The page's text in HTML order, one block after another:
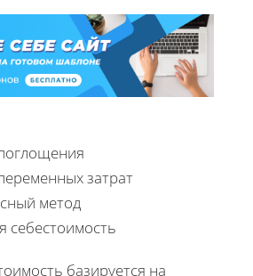
затрат
метод
себестоимость
базируется на